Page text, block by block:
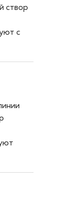
створ
с